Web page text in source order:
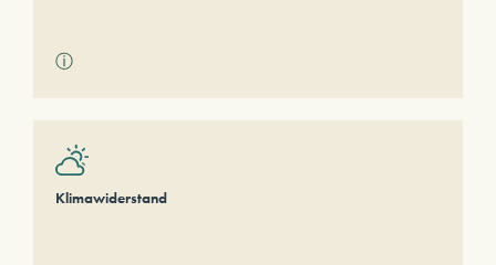
ⓘ
Klimawiderstand